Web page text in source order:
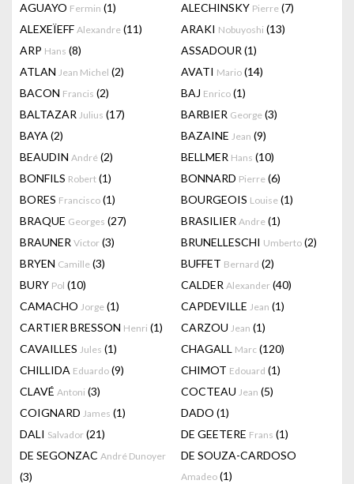
AGUAYO Fermin (1) ALECHINSKY Pierre (7)
ALEXEÏEFF Alexandre (11) ARAKI Nobuyoshi (13)
ARP Hans (8) ASSADOUR (1)
ATLAN Jean Michel (2) AVATI Mario (14)
BACON Francis (2) BAJ Enrico (1)
BALTAZAR Julius (17) BARBIER George (3)
BAYA (2) BAZAINE Jean (9)
BEAUDIN André (2) BELLMER Hans (10)
BONFILS Robert (1) BONNARD Pierre (6)
BORES Francisco (1) BOURGEOIS Louise (1)
BRAQUE Georges (27) BRASILIER Andre (1)
BRAUNER Victor (3) BRUNELLESCHI Umberto (2)
BRYEN Camille (3) BUFFET Bernard (2)
BURY Pol (10) CALDER Alexander (40)
CAMACHO Jorge (1) CAPDEVILLE Jean (1)
CARTIER BRESSON Henri (1) CARZOU Jean (1)
CAVAILLES Jules (1) CHAGALL Marc (120)
CHILLIDA Eduardo (9) CHIMOT Edouard (1)
CLAVÉ Antoni (3) COCTEAU Jean (5)
COIGNARD James (1) DADO (1)
DALI Salvador (21) DE GEETERE Frans (1)
DE SEGONZAC André Dunoyer
(3)
DE SOUZA-CARDOSO
Amadeo (1)